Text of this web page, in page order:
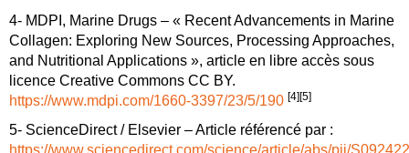
4- MDPI, Marine Drugs – « Recent Advancements in Marine
Collagen: Exploring New Sources, Processing Approaches,
and Nutritional Applications », article en libre accès sous
licence Creative Commons CC BY.
https://www.mdpi.com/1660-3397/23/5/190 [4][5]
5- ScienceDirect / Elsevier – Article référencé par :
https://www.sciencedirect.com/science/article/abs/pii/